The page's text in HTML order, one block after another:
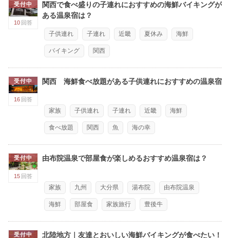
受付中
10 回答
関西で食べ盛りの子連れにおすすめの海鮮バイキングが
ある温泉宿は？
子供連れ 子連れ 近畿 夏休み 海鮮
バイキング 関西
受付中
16 回答
関西 海鮮食べ放題がある子供連れにおすすめの温泉宿
家族 子供連れ 子連れ 近畿 海鮮
食べ放題 関西 魚 海の幸
受付中
15 回答
由布院温泉で部屋食が楽しめるおすすめ温泉宿は？
家族 九州 大分県 湯布院 由布院温泉
海鮮 部屋食 家族旅行 豊後牛
受付中 北陸地方｜友達とおいしい海鮮バイキングが食べたい！